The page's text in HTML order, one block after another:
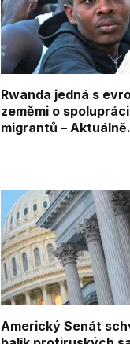
Rwanda jedná s
zeměmi o
migrantů –
Americký Senát